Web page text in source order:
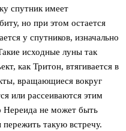
спутник имеет
но при этом остается
у спутников, изначально
исходные луны так
как Тритон, втягивается в
вращающиеся вокруг
или рассеиваются этим
Нереида не может быть
такую встречу.